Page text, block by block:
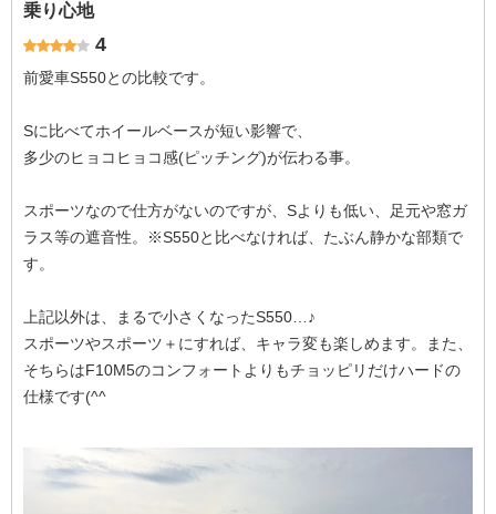
乗り心地
4
前愛車S550との比較です。
Sに比べてホイールベースが短い影響で、
多少のヒョコヒョコ感(ピッチング)が伝わる事。
スポーツなので仕方がないのですが、Sよりも低い、足元や窓ガ
ラス等の遮音性。※S550と比べなければ、たぶん静かな部類で
す。
上記以外は、まるで小さくなったS550…♪
スポーツやスポーツ＋にすれば、キャラ変も楽しめます。また、
そちらはF10M5のコンフォートよりもチョッピリだけハードの
仕様です(^^ゞ